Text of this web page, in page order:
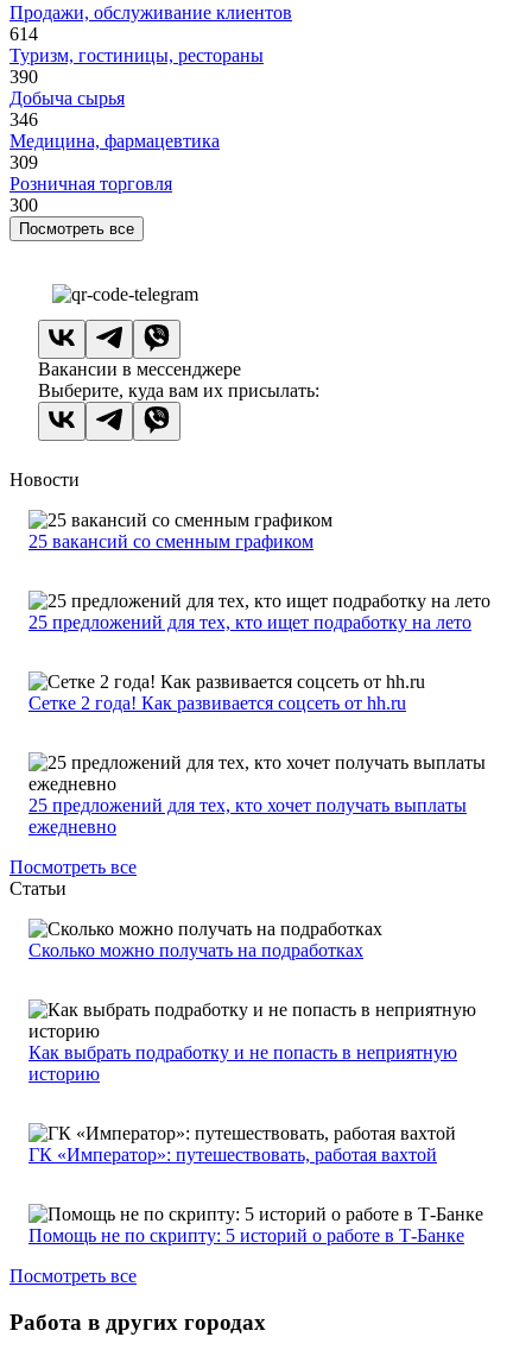
Продажи, обслуживание клиентов
614
Туризм, гостиницы, рестораны
390
Добыча сырья
346
Медицина, фармацевтика
309
Розничная торговля
300
Посмотреть все
Вакансии в мессенджере
Выберите, куда вам их присылать:
Новости
25 вакансий со сменным графиком
25 предложений для тех, кто ищет подработку на лето
Сетке 2 года! Как развивается соцсеть от hh.ru
25 предложений для тех, кто хочет получать выплаты
ежедневно
Посмотреть все
Статьи
Сколько можно получать на подработках
Как выбрать подработку и не попасть в неприятную
историю
ГК «Император»: путешествовать, работая вахтой
Помощь не по скрипту: 5 историй о работе в Т-Банке
Посмотреть все
Работа в других городах